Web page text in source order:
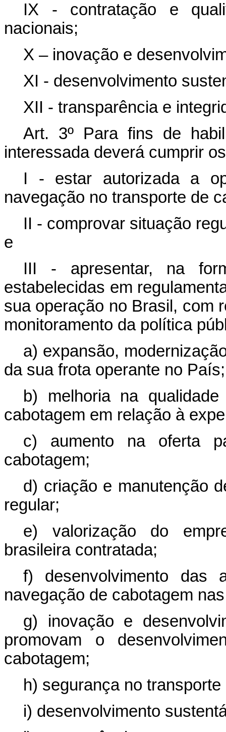
IX - contratação e
nacionais;
X – inovação e
XI - desenvolvimento
XII - transparência e
Art. 3º Para fins de
interessada deverá cumprir
I - estar autorizada a
navegação no transporte de
II - comprovar situação
e
III - apresentar, na
estabelecidas em
sua operação no Brasil, com
monitoramento da política
a) expansão,
da sua frota operante no País;
b) melhoria na
cabotagem em relação à
c) aumento na oferta
cabotagem;
d) criação e manutenção
regular;
e) valorização do
brasileira contratada;
f) desenvolvimento das
navegação de cabotagem
g) inovação e
promovam o
cabotagem;
h) segurança no
i) desenvolvimento